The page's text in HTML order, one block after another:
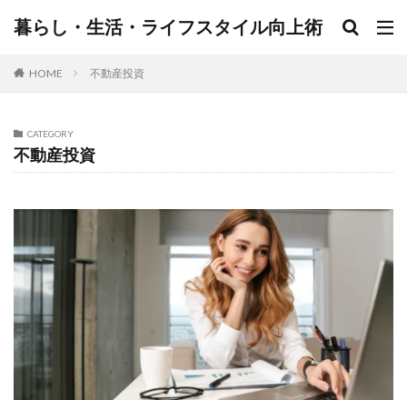
暮らし・生活・ライフスタイル向上術
HOME 不動産投資
CATEGORY
不動産投資